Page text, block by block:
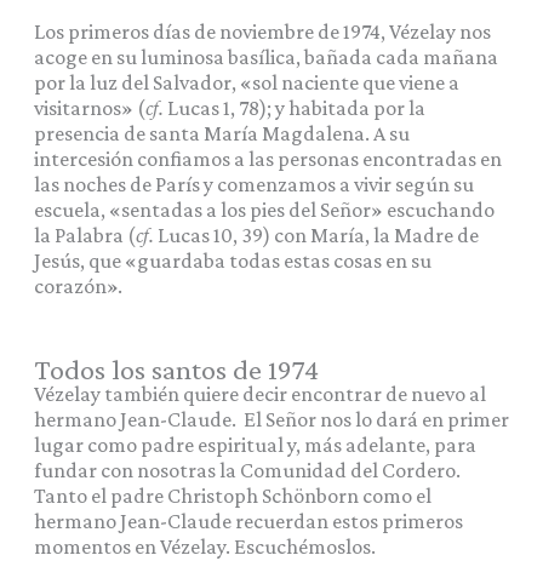
Los primeros días de noviembre de 1974, Vézelay nos
acoge en su luminosa basílica, bañada cada mañana
por la luz del Salvador, «sol naciente que viene a
visitarnos» (cf. Lucas 1, 78); y habitada por la
presencia de santa María Magdalena. A su
intercesión confiamos a las personas encontradas en
las noches de París y comenzamos a vivir según su
escuela, «sentadas a los pies del Señor» escuchando
la Palabra (cf. Lucas 10, 39) con María, la Madre de
Jesús, que «guardaba todas estas cosas en su
corazón».
Todos los santos de 1974
Vézelay también quiere decir encontrar de nuevo al
hermano Jean-Claude. El Señor nos lo dará en primer
lugar como padre espiritual y, más adelante, para
fundar con nosotras la Comunidad del Cordero.
Tanto el padre Christoph Schönborn como el
hermano Jean-Claude recuerdan estos primeros
momentos en Vézelay. Escuchémoslos.